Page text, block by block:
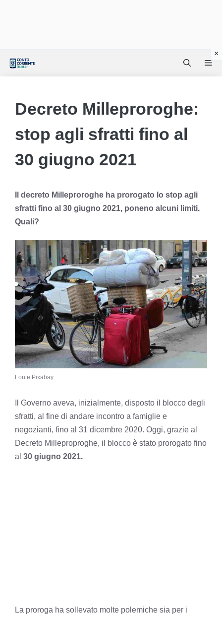
Decreto Milleproroghe:
stop agli sfratti fino al
30 giugno 2021
Il decreto Milleproroghe ha prorogato lo stop agli
sfratti fino al 30 giugno 2021, poneno alcuni limiti.
Quali?
Fonte Pixabay
Il Governo aveva, inizialmente, disposto il blocco degli
sfratti, al fine di andare incontro a famiglie e
negozianti, fino al 31 dicembre 2020. Oggi, grazie al
Decreto Milleproproghe, il blocco è stato prorogato fino
al 30 giugno 2021.
La proroga ha sollevato molte polemiche sia per i